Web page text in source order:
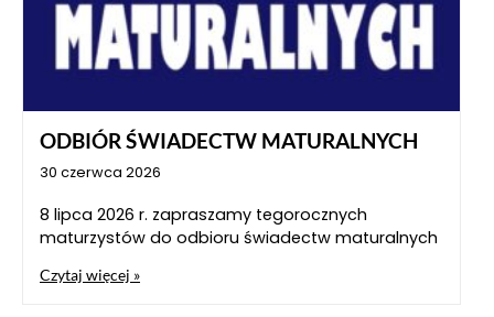
ODBIÓR ŚWIADECTW MATURALNYCH
30 czerwca 2026
8 lipca 2026 r. zapraszamy tegorocznych
maturzystów do odbioru świadectw maturalnych
Czytaj więcej »